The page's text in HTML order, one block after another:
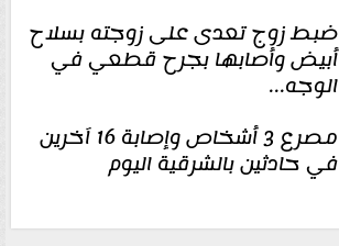
ضبط زوج تعدى على زوجته بسلاح
أبيض وأصابها بجرح قطعي في
الوجه...
مصرع 3 أشخاص وإصابة 16 آخرين
في حادثين بالشرقية اليوم